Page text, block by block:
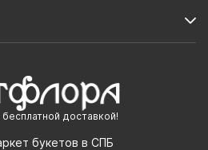
доставкой!
букетов в СПБ